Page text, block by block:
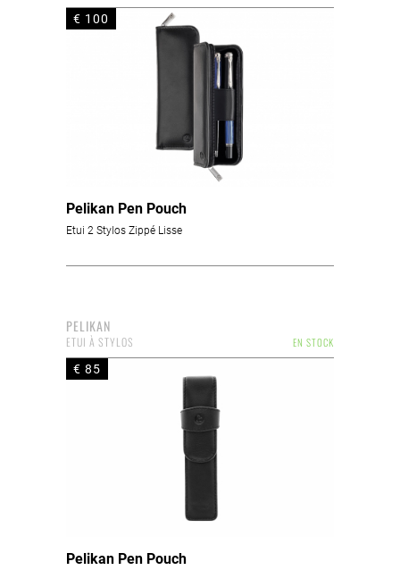
€ 100
Pelikan Pen Pouch
Etui 2 Stylos Zippé Lisse
PELIKAN
EN STOCK
ETUI À STYLOS
€ 85
Pelikan Pen Pouch